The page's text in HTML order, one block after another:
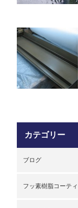
カテゴリー
ブログ
フッ素樹脂コーテ